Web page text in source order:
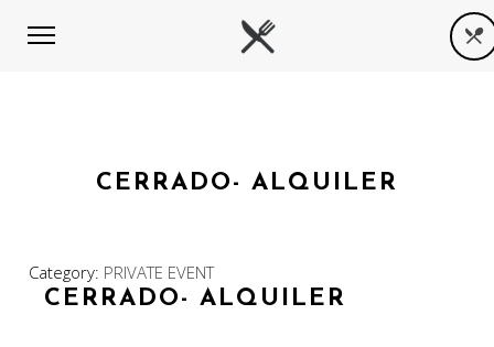
CERRADO- ALQUILER
Category: PRIVATE EVENT
CERRADO- ALQUILER